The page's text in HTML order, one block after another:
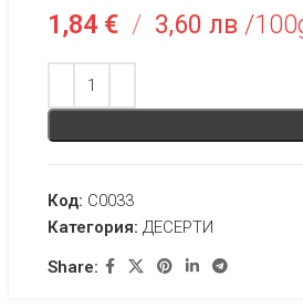
1,84 € / 3,60 лв /
Код: C0033
Категория: ДЕСЕРТИ
Share: